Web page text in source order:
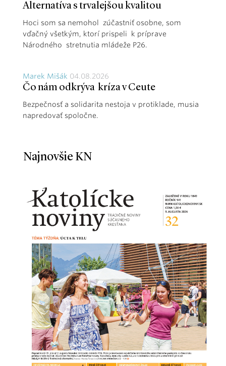
Alternatíva s trvalejšou kvalitou
Hoci som sa nemohol zúčastniť osobne, som
vďačný všetkým, ktorí prispeli k príprave
Národného stretnutia mládeže P26.
Marek Mišák 04.08.2026
Čo nám odkrýva kríza v Ceute
Bezpečnosť a solidarita nestoja v protiklade, musia
napredovať spoločne.
Najnovšie KN